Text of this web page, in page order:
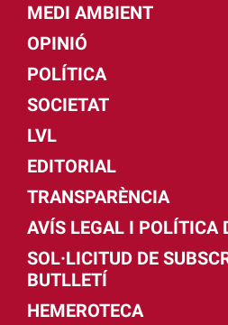
MEDI AMBIENT
OPINIÓ
POLÍTICA
SOCIETAT
LVL
EDITORIAL
TRANSPARÈNCIA
AVÍS LEGAL I POLÍTICA
SOL·LICITUD DE
BUTLLETÍ
HEMEROTECA